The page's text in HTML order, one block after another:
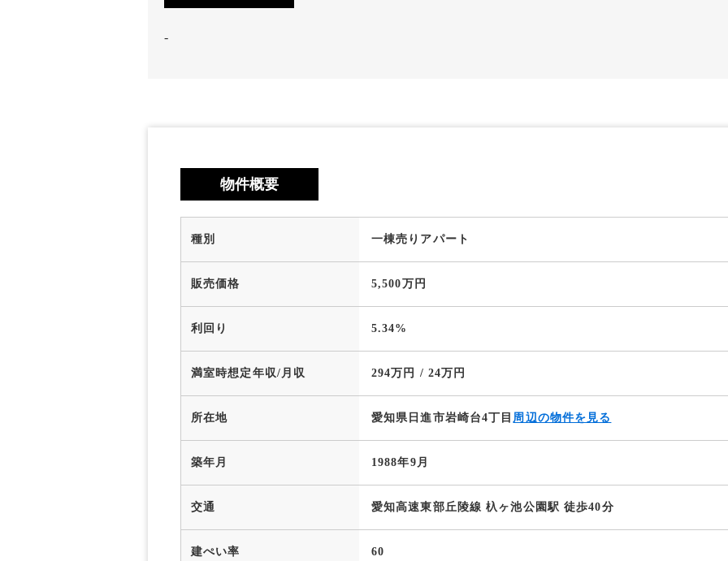
-
物件概要
種別 一棟売りアパート
販売価格 5,500万円
利回り 5.34%
満室時想定年収/月収 294万円 / 24万円
所在地 愛知県日進市岩崎台4丁目 周辺の物件を見る
築年月 1988年9月
交通 愛知高速東部丘陵線 杁ヶ池公園駅 徒歩40分
建ぺい率 60